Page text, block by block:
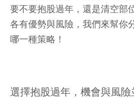
要不要抱股過年，還是清空部
各有優勢與風險，我們來幫你
哪一種策略！
選擇抱股過年，機會與風險